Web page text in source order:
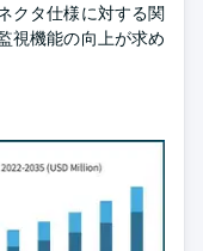
クタ仕様に対する関
視機能の向上が求め